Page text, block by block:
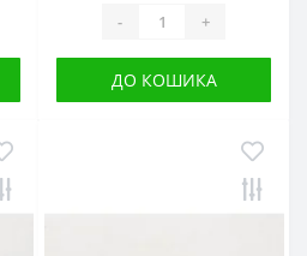
- +
ДО КОШИКА